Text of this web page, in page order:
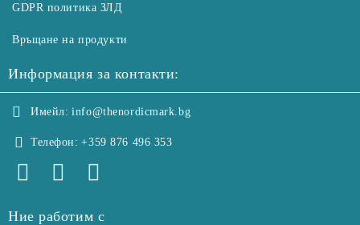
GDPR политика ЗЛД
Връщане на продукти
Информация за контакти:
Имейл: info@thenordicmark.bg
Телефон: +359 876 496 353
Ние работим с